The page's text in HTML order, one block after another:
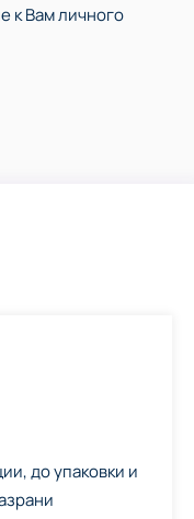
к Вам личного
до упаковки и